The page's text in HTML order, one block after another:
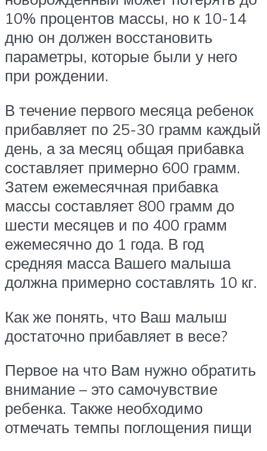
10% процентов массы, но к 10-14
дню он должен восстановить
параметры, которые были у него
при рождении.
В течение первого месяца ребенок
прибавляет по 25-30 грамм каждый
день, а за месяц общая прибавка
составляет примерно 600 грамм.
Затем ежемесячная прибавка
массы составляет 800 грамм до
шести месяцев и по 400 грамм
ежемесячно до 1 года. В год
средняя масса Вашего малыша
должна примерно составлять 10 кг.
Как же понять, что Ваш малыш
достаточно прибавляет в весе?
Первое на что Вам нужно обратить
внимание – это самочувствие
ребенка. Также необходимо
отмечать темпы поглощения пищи